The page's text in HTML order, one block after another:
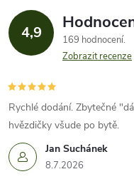
4,9
169 hodnocení
Zobrazit recenze
Jan Suchánek
8.7.2026
Rychlé dodání. Zbytečné
hvězdičky všude po bytě.